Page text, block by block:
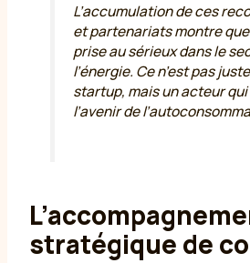
L’accumulation de ces
et partenariats montre
prise au sérieux dans le
l’énergie. Ce n’est pas
startup, mais un acteur
l’avenir de
stratégique de